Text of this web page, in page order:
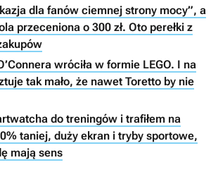
dla fanów ciemnej strony mocy”, a
przeceniona o 300 zł. Oto perełki z
wróciła w formie LEGO. I na
tak mało, że nawet Toretto by nie
do treningów i trafiłem na
taniej, duży ekran i tryby sportowe,
mają sens